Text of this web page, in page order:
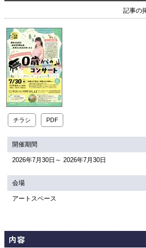
アクセシビリティ/
サービス
座席表
プラットニュース 出版物
サイトマップ ト
記事の
チラシ PDF
開催期間
2026年7月30日～ 2026年7月30日
会場
アートスペース
内容
チケット・座席表・鑑賞サポートなど
施設の利用について
サポート
関連団体・施設